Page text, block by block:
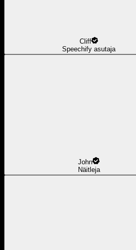
Cliff
Speechify asutaja
John
Näitleja